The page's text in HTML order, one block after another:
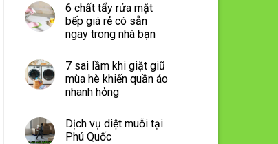
6 chất tẩy rửa mặt
bếp giá rẻ có sẵn
ngay trong nhà bạn
7 sai lầm khi giặt giũ
mùa hè khiến quần áo
nhanh hỏng
Dịch vụ diệt muỗi tại
Phú Quốc